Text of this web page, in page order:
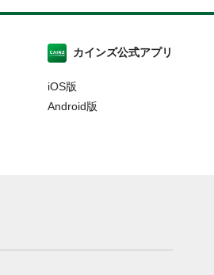
カインズ公式アプリ
iOS版
Android版